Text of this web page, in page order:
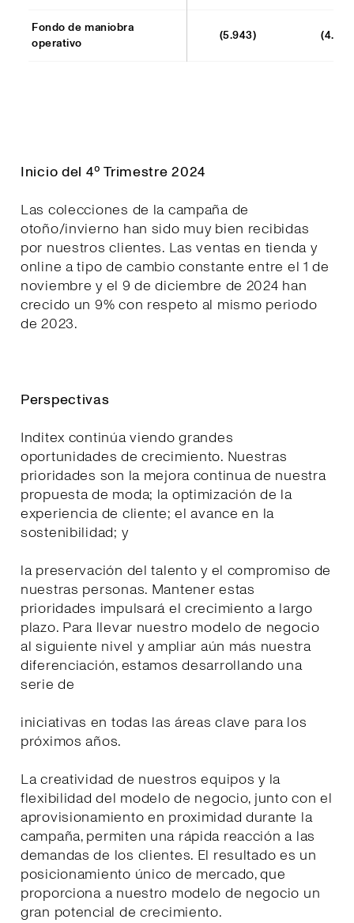
Fondo de maniobra
operativo
(5.943)
Inicio del 4º Trimestre 2024
Las colecciones de la campaña de
otoño/invierno han sido muy bien recibidas
por nuestros clientes. Las ventas en tienda y
online a tipo de cambio constante entre el 1 de
noviembre y el 9 de diciembre de 2024 han
crecido un 9% con respeto al mismo periodo
de 2023.
Perspectivas
Inditex continúa viendo grandes
oportunidades de crecimiento. Nuestras
prioridades son la mejora continua de nuestra
propuesta de moda; la optimización de la
experiencia de cliente; el avance en la
sostenibilidad; y
la preservación del talento y el compromiso de
nuestras personas. Mantener estas
prioridades impulsará el crecimiento a largo
plazo. Para llevar nuestro modelo de negocio
al siguiente nivel y ampliar aún más nuestra
diferenciación, estamos desarrollando una
serie de
iniciativas en todas las áreas clave para los
próximos años.
La creatividad de nuestros equipos y la
flexibilidad del modelo de negocio, junto con el
aprovisionamiento en proximidad durante la
campaña, permiten una rápida reacción a las
demandas de los clientes. El resultado es un
posicionamiento único de mercado, que
proporciona a nuestro modelo de negocio un
gran potencial de crecimiento.